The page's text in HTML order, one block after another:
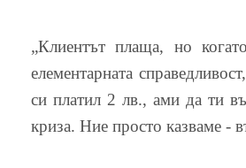
„Клиентът плаща, но
елементарната
си платил 2 лв., ами да ти
криза. Ние просто казваме -